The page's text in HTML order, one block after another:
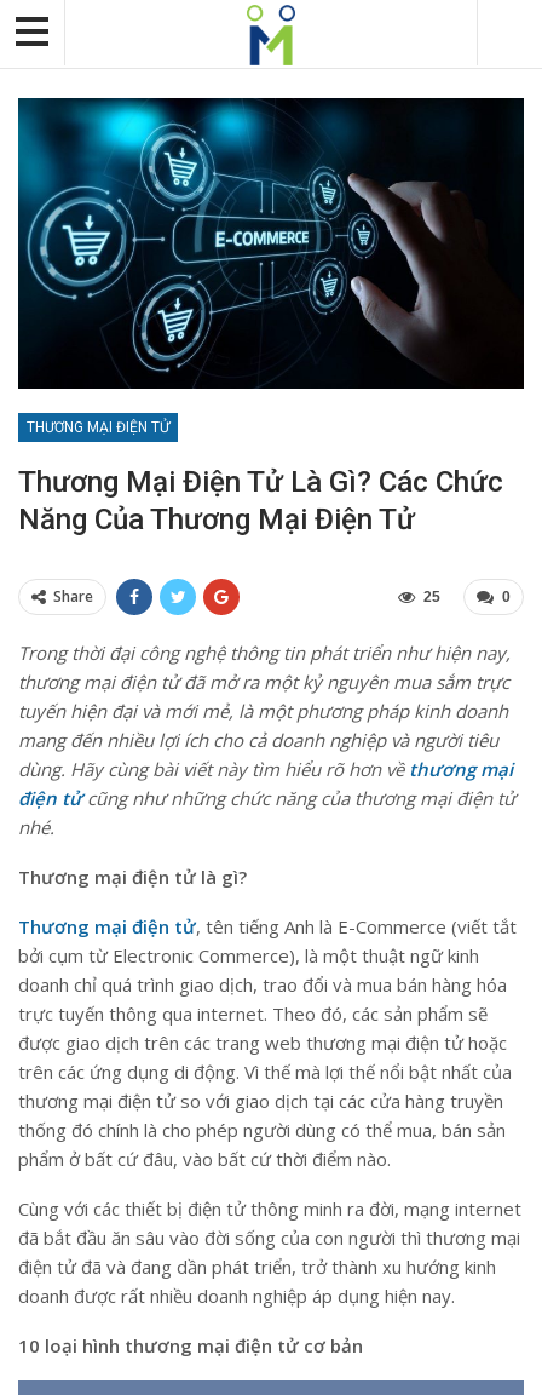
THƯƠNG MẠI ĐIỆN TỬ
Thương Mại Điện Tử Là Gì? Các Chức
Năng Của Thương Mại Điện Tử
Share 0
25
Trong thời đại công nghệ thông tin phát triển như hiện nay,
thương mại điện tử đã mở ra một kỷ nguyên mua sắm trực
tuyến hiện đại và mới mẻ, là một phương pháp kinh doanh
mang đến nhiều lợi ích cho cả doanh nghiệp và người tiêu
dùng. Hãy cùng bài viết này tìm hiểu rõ hơn về thương mại
điện tửcũng như những chức năng của thương mại điện tử
nhé.
Thương mại điện tử là gì?
Thương mại điện tử, tên tiếng Anh là E-Commerce (viết tắt
bởi cụm từ Electronic Commerce), là một thuật ngữ kinh
doanh chỉ quá trình giao dịch, trao đổi và mua bán hàng hóa
trực tuyến thông qua internet. Theo đó, các sản phẩm sẽ
được giao dịch trên các trang web thương mại điện tử hoặc
trên các ứng dụng di động. Vì thế mà lợi thế nổi bật nhất của
thương mại điện tử so với giao dịch tại các cửa hàng truyền
thống đó chính là cho phép người dùng có thể mua, bán sản
phẩm ở bất cứ đâu, vào bất cứ thời điểm nào.
Cùng với các thiết bị điện tử thông minh ra đời, mạng internet
đã bắt đầu ăn sâu vào đời sống của con người thì thương mại
điện tử đã và đang dần phát triển, trở thành xu hướng kinh
doanh được rất nhiều doanh nghiệp áp dụng hiện nay.
10 loại hình thương mại điện tử cơ bản